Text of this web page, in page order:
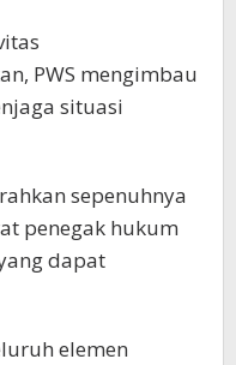
PWS mengimbau
situasi
sepenuhnya
penegak hukum
dapat
elemen